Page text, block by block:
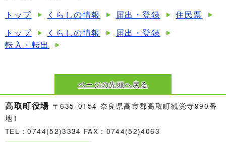
トップ
くらしの情報 届出・登録
住民票
トップ
くらしの情報
届出・登録
転入・転出
ページの先頭へ戻る
高取町役場 〒635-0154 奈良県高市郡高取町観覚寺990番
地1
TEL：0744(52)3334 FAX：0744(52)4063